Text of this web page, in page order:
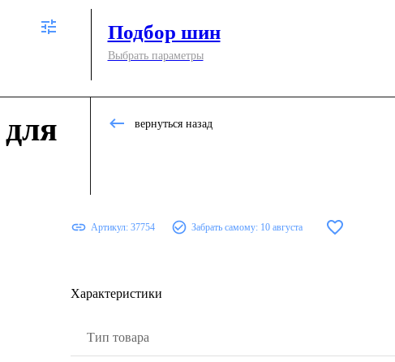
Подбор шин
Выбрать параметры
вернуться назад
Артикул: 37754 Забрать самому: 10 августа
Характеристики
Тип товара